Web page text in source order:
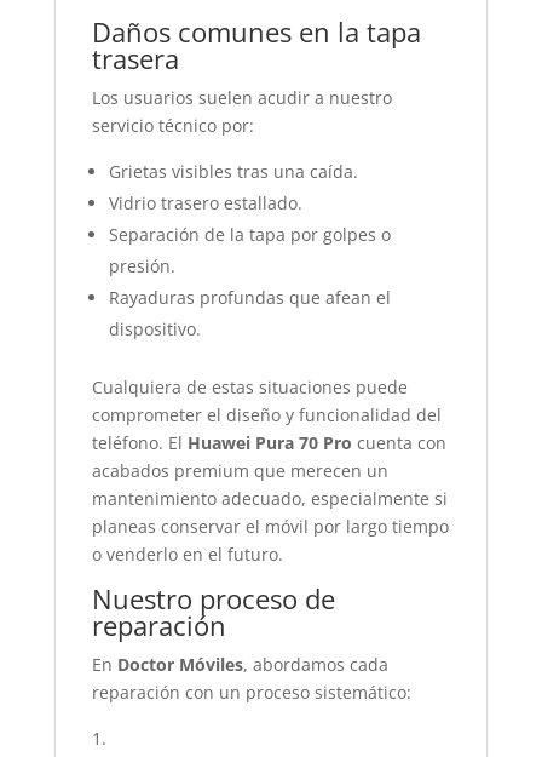
Daños comunes en la tapa
trasera
Los usuarios suelen acudir a nuestro
servicio técnico por:
Grietas visibles tras una caída.
Vidrio trasero estallado.
Separación de la tapa por golpes o
presión.
Rayaduras profundas que afean el
dispositivo.
Cualquiera de estas situaciones puede
comprometer el diseño y funcionalidad del
teléfono. El Huawei Pura 70 Pro cuenta con
acabados premium que merecen un
mantenimiento adecuado, especialmente si
planeas conservar el móvil por largo tiempo
o venderlo en el futuro.
Nuestro proceso de
reparación
En Doctor Móviles, abordamos cada
reparación con un proceso sistemático: